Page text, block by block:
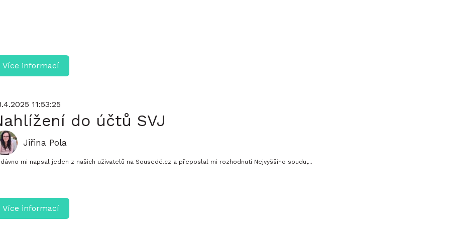
Více informací
do účtů SVJ
Jiřina Pola
11:53:25
mi napsal jeden z našich uživatelů na Sousedé.cz a přeposlal mi rozhodnutí Nejvyššího soudu,...
Více informací